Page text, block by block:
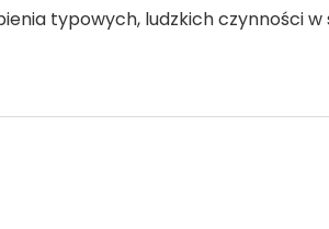
typowych, ludzkich czynności